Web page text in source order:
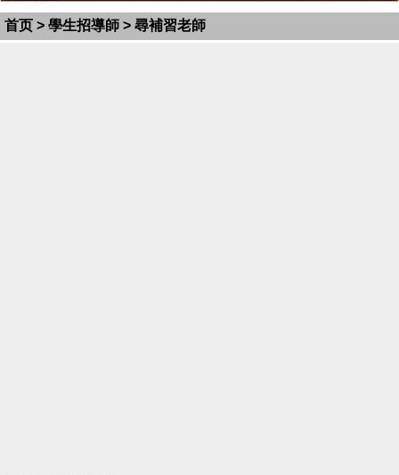
首页 > 學生招導師 > 尋補習老師